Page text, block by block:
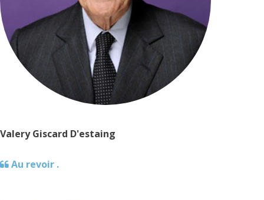
Valery Giscard D'estaing
Au revoir .